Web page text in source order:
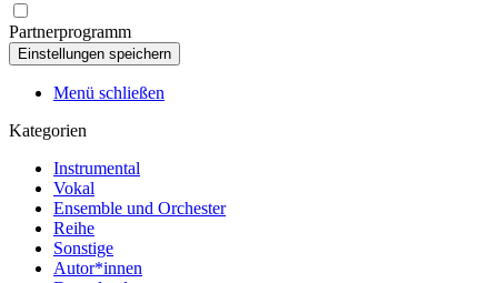
Partnerprogramm
Menü schließen
Kategorien
Instrumental
Vokal
Ensemble und Orchester
Reihe
Sonstige
Autor*innen